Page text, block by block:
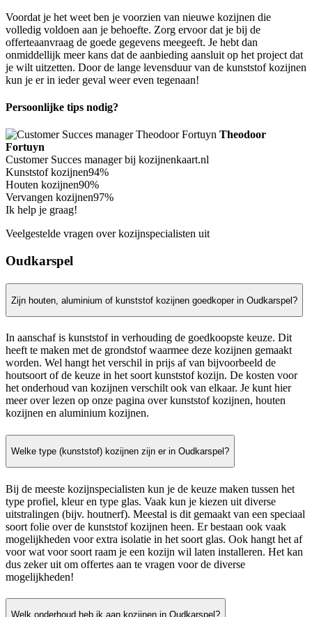
Voordat je het weet ben je voorzien van nieuwe kozijnen die
volledig voldoen aan je behoefte. Zorg ervoor dat je bij de
offerteaanvraag de goede gegevens meegeeft. Je hebt dan
onmiddellijk meer kans dat de aanbieding aansluit op het project dat
je wilt uitzetten. Door de lange levensduur van de kunststof kozijnen
kun je er in ieder geval weer even tegenaan!
Persoonlijke tips nodig?
Theodoor
Fortuyn
Customer Succes manager bij kozijnenkaart.nl
Kunststof kozijnen94%
Houten kozijnen90%
Vervangen kozijnen97%
Ik help je graag!
Veelgestelde vragen over kozijnspecialisten uit
Oudkarspel
Zijn houten, aluminium of kunststof kozijnen goedkoper in Oudkarspel?
In aanschaf is kunststof in verhouding de goedkoopste keuze. Dit
heeft te maken met de grondstof waarmee deze kozijnen gemaakt
worden. Wel hangt het verschil in prijs af van bijvoorbeeld de
houtsoort of de keuze in het soort kunststof kozijn. De kosten voor
het onderhoud van kozijnen verschilt ook van elkaar. Je kunt hier
meer over lezen op onze pagina over kunststof kozijnen, houten
kozijnen en aluminium kozijnen.
Welke type (kunststof) kozijnen zijn er in Oudkarspel?
Bij de meeste kozijnspecialisten kun je de keuze maken tussen het
type profiel, kleur en type glas. Vaak kun je kiezen uit diverse
uitstralingen (bijv. houtnerf). Meestal is dit gemaakt van een speciaal
soort folie over de kunststof kozijnen heen. Er bestaan ook vaak
mogelijkheden voor extra isolatie in het soort glas. Ook hangt het af
voor wat voor soort raam je een kozijn wil laten installeren. Het kan
dus zeker uit om offertes aan te vragen voor de diverse
mogelijkheden!
Welk onderhoud heb ik aan kozijnen in Oudkarspel?